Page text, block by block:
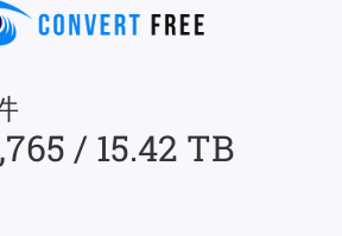
/ 15.42 TB